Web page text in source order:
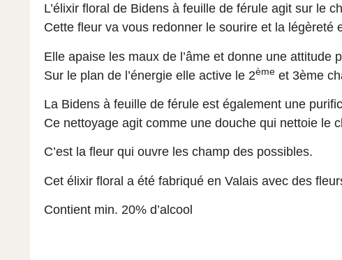
L’élixir floral de Bidens à feuille de férule agit sur le
Cette fleur va vous redonner le sourire et la légèreté
Elle apaise les maux de l’âme et donne une
Sur le plan de l’énergie elle active le 2ème et 3ème
La Bidens à feuille de férule est également une
Ce nettoyage agit comme une douche qui nettoie le
C’est la fleur qui ouvre les champ des possibles.
Cet élixir floral a été fabriqué en Valais avec des
Contient min. 20% d’alcool